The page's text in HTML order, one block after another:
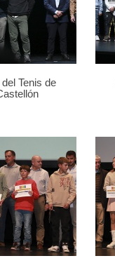
Tenis de